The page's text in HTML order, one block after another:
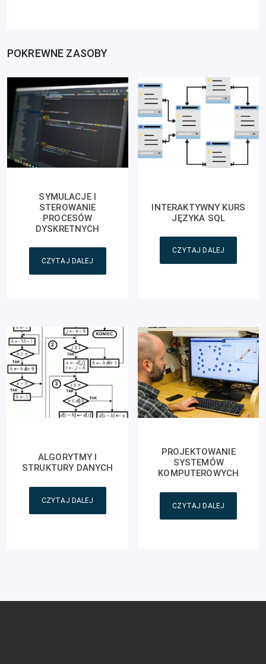
POKREWNE ZASOBY
SYMULACJE I
STEROWANIE
PROCESÓW
DYSKRETNYCH
CZYTAJ DALEJ
INTERAKTYWNY KURS
JĘZYKA SQL
CZYTAJ DALEJ
ALGORYTMY I
STRUKTURY DANYCH
CZYTAJ DALEJ
PROJEKTOWANIE
SYSTEMÓW
KOMPUTEROWYCH
CZYTAJ DALEJ